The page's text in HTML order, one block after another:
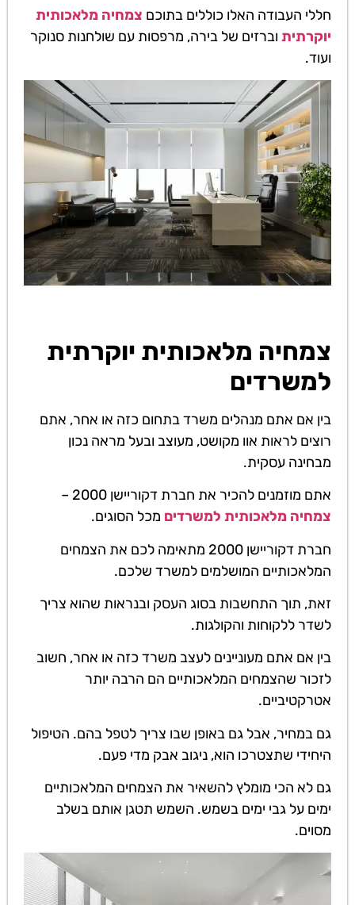
חללי העבודה האלו כוללים בתוכם צמחיה מלאכותית
יוקרתית וברזים של בירה, מרפסות עם שולחנות סנוקר
ועוד.
צמחיה מלאכותית יוקרתית
למשרדים
בין אם אתם מנהלים משרד בתחום כזה או אחר, אתם
רוצים לראות אוו מקושט, מעוצב ובעל מראה נכון
מבחינה עסקית.
אתם מוזמנים להכיר את חברת דקוריישן 2000 –
צמחיה מלאכותית למשרדים מכל הסוגים.
חברת דקוריישן 2000 מתאימה לכם את הצמחים
המלאכותיים המושלמים למשרד שלכם.
זאת, תוך התחשבות בסוג העסק ובנראות שהוא צריך
לשדר ללקוחות והקולגות.
בין אם אתם מעוניינים לעצב משרד כזה או אחר, חשוב
לזכור שהצמחים המלאכותיים הם הרבה יותר
אטרקטיביים.
גם במחיר, אבל גם באופן שבו צריך לטפל בהם. הטיפול
היחידי שתצטרכו הוא, ניגוב אבק מדי פעם.
גם לא הכי מומלץ להשאיר את הצמחים המלאכותיים
ימים על גבי ימים בשמש. השמש תטגן אותם בשלב
מסוים.